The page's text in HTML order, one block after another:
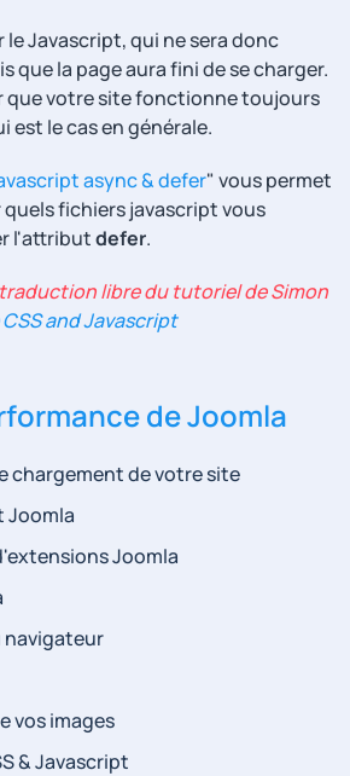
le Javascript, qui ne sera donc
que la page aura fini de se charger.
que votre site fonctionne toujours
est le cas en générale.
async & defer" vous permet
fichiers javascript vous
l'attributdefer.
libre du tutoriel de Simon
and Javascript
de Joomla
chargement de votre site
Joomla
Joomla
navigateur
vos images
& Javascript